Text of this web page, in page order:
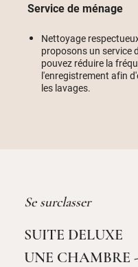
Service de ménage
Nettoyage
proposons un service
pouvez réduire la
l'enregistrement afin
les lavages.
Se surclasser
SUITE DELUXE
UNE CHAMBRE -